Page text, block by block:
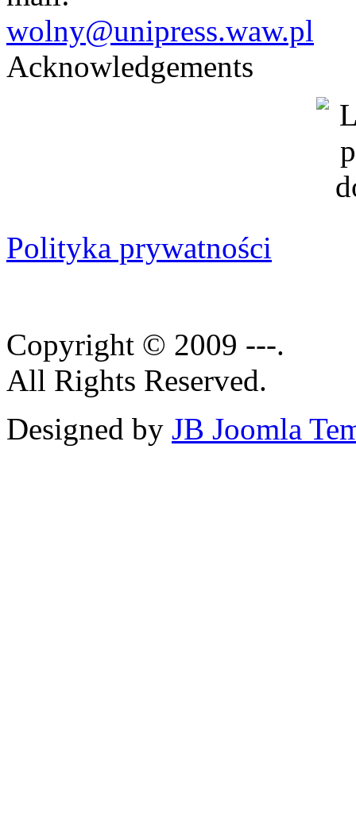
wolny@unipress.waw.pl
Acknowledgements
Polityka prywatności
Copyright © 2009 ---.
All Rights Reserved.
Designed by JB Joomla